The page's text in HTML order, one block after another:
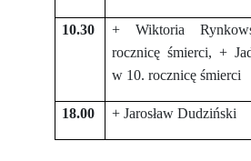
10.30
+ Wiktoria
rocznicę śmierci, +
w 10. rocznicę śmierci
18.00 + Jarosław Dudziński